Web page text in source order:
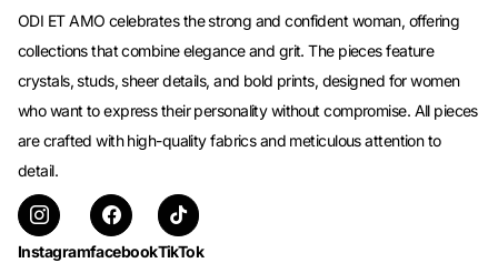
ODI ET AMO celebrates the strong and confident woman, offering
collections that combine elegance and grit. The pieces feature
crystals, studs, sheer details, and bold prints, designed for women
who want to express their personality without compromise. All pieces
are crafted with high-quality fabrics and meticulous attention to
detail.
InstagramfacebookTikTok